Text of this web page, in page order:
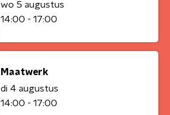
wo 5 augustus
14:00 - 17:00
Maatwerk
di 4 augustus
14:00 - 17:00